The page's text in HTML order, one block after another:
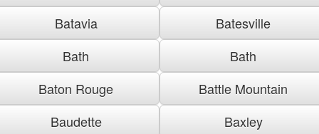
Batavia
Batesville
Bath
Bath
Baton Rouge
Battle Mountain
Baudette
Baxley